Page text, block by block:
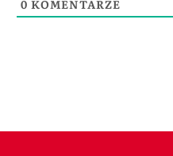
0 KOMENTARZE